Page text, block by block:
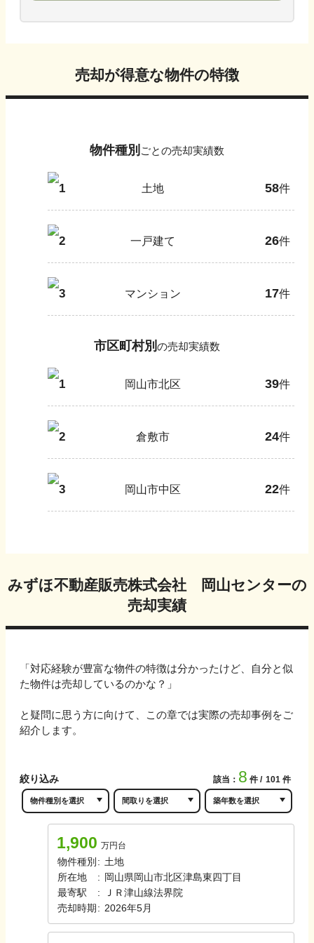
売却が得意な物件の特徴
物件種別 ごとの売却実績数
1 土地 58件
2 一戸建て 26件
3 マンション 17件
市区町村別 の売却実績数
1 岡山市北区 39件
2 倉敷市 24件
3 岡山市中区 22件
みずほ不動産販売株式会社 岡山センターの
売却実績
「対応経験が豊富な物件の特徴は分かったけど、自分と似
た物件は売却しているのかな？」
と疑問に思う方に向けて、この章では実際の売却事例をご
紹介します。
絞り込み 該当： 8 件 101 件
1,900 万円台
物件種別 : 土地
所在地
:
岡山県岡山市北区津島東四丁目
最寄駅
: ＪＲ津山線法界院
売却時期 : 2026年5月